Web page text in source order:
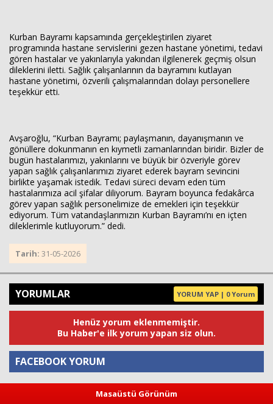
Kurban Bayramı kapsamında gerçekleştirilen ziyaret
programında hastane servislerini gezen hastane yönetimi, tedavi
gören hastalar ve yakınlarıyla yakından ilgilenerek geçmiş olsun
dileklerini iletti. Sağlık çalışanlarının da bayramını kutlayan
hastane yönetimi, özverili çalışmalarından dolayı personellere
teşekkür etti.
Avşaroğlu, “Kurban Bayramı; paylaşmanın, dayanışmanın ve
gönüllere dokunmanın en kıymetli zamanlarından biridir. Bizler de
bugün hastalarımızı, yakınlarını ve büyük bir özveriyle görev
yapan sağlık çalışanlarımızı ziyaret ederek bayram sevincini
birlikte yaşamak istedik. Tedavi süreci devam eden tüm
hastalarımıza acil şifalar diliyorum. Bayram boyunca fedakârca
görev yapan sağlık personelimize de emekleri için teşekkür
ediyorum. Tüm vatandaşlarımızın Kurban Bayramı’nı en içten
dileklerimle kutluyorum.” dedi.
Tarih: 31-05-2026
YORUMLAR YORUM YAP | 0 Yorum
Henüz yorum eklenmemiştir.
Bu Haber'e ilk yorum yapan siz olun.
FACEBOOK YORUM
Yorum
Masaüstü Görünüm